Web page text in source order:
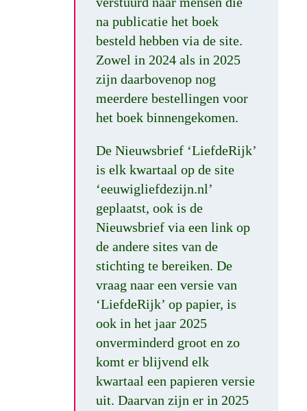
na publicatie het boek
besteld hebben via de site.
Zowel in 2024 als in 2025
zijn daarbovenop nog
meerdere bestellingen voor
het boek binnengekomen.
De Nieuwsbrief ‘LiefdeRijk’
is elk kwartaal op de site
‘eeuwigliefdezijn.nl’
geplaatst, ook is de
Nieuwsbrief via een link op
de andere sites van de
stichting te bereiken. De
vraag naar een versie van
‘LiefdeRijk’ op papier, is
ook in het jaar 2025
onverminderd groot en zo
komt er blijvend elk
kwartaal een papieren versie
uit. Daarvan zijn er in 2025